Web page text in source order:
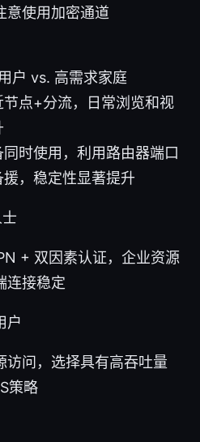
意使用加密通道
户 vs. 高需求家庭
点+分流，日常浏览和视
时使用，利用路由器端口
，稳定性显著提升
+ 双因素认证，企业资源
连接稳定
户
访问，选择具有高吞吐量
策略